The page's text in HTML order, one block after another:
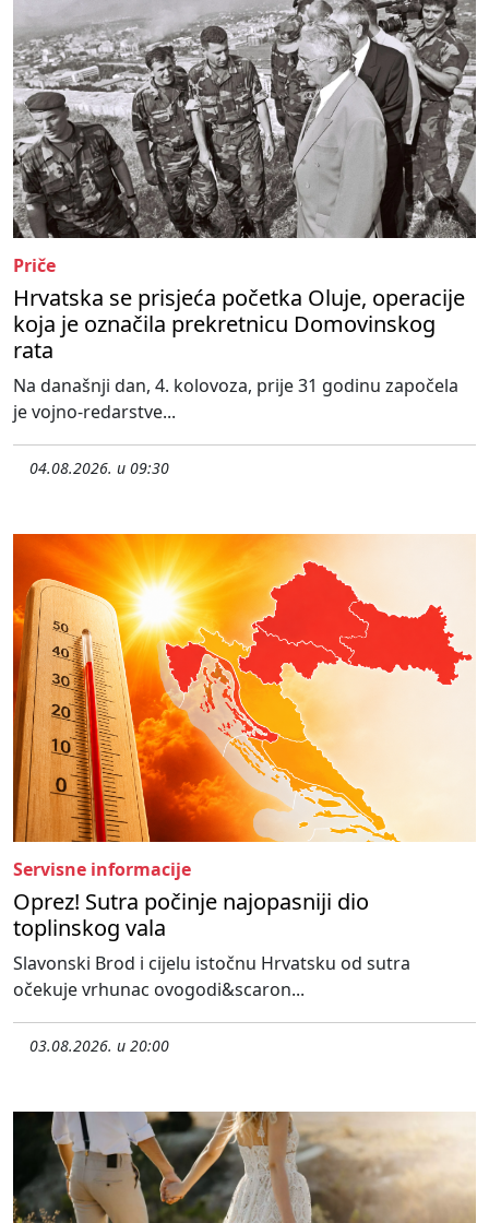
Priče
Hrvatska se prisjeća početka Oluje, operacije
koja je označila prekretnicu Domovinskog
rata
Na današnji dan, 4. kolovoza, prije 31 godinu započela
je vojno-redarstve...
04.08.2026. u 09:30
Servisne informacije
Oprez! Sutra počinje najopasniji dio
toplinskog vala
Slavonski Brod i cijelu istočnu Hrvatsku od sutra
očekuje vrhunac ovogodi&scaron...
03.08.2026. u 20:00